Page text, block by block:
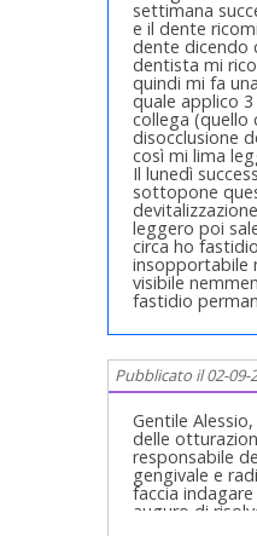
settimana
e il dente
dente dicendo
dentista mi
quindi mi fa
quale applico
collega (quello
disocclusione
così mi lima
Il lunedì
sottopone
leggero poi
circa ho
insopportabile
visibile
fastidio
Pubblicato il 02-09-
Gentile
delle
responsabile
gengivale e
faccia
auguro di